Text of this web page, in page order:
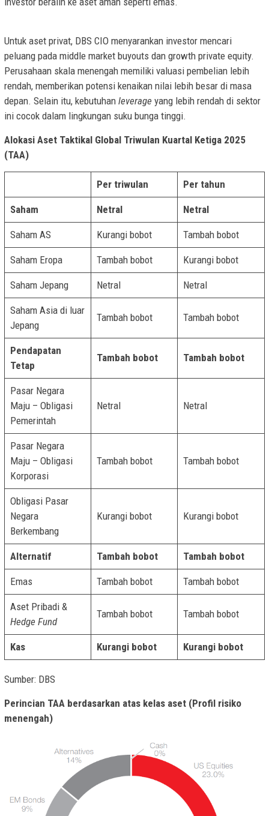
Untuk aset privat, DBS CIO menyarankan investor mencari
peluang pada middle market buyouts dan growth private equity.
Perusahaan skala menengah memiliki valuasi pembelian lebih
rendah, memberikan potensi kenaikan nilai lebih besar di masa
depan. Selain itu, kebutuhan leverage yang lebih rendah di sektor
ini cocok dalam lingkungan suku bunga tinggi.
Alokasi Aset Taktikal Global Triwulan Kuartal Ketiga 2025
(TAA)
Per triwulan Per tahun
Saham Netral Netral
Saham AS Kurangi bobot Tambah bobot
Saham Eropa Tambah bobot Kurangi bobot
Saham Jepang Netral Netral
Saham Asia di luar
Jepang
Tambah bobot Tambah bobot
Pendapatan
Tetap
Tambah bobot Tambah bobot
Pasar Negara
Maju – Obligasi
Pemerintah
Netral Netral
Pasar Negara
Maju – Obligasi
Korporasi
Tambah bobot Tambah bobot
Obligasi Pasar
Negara
Berkembang
Kurangi bobot Kurangi bobot
Alternatif Tambah bobot Tambah bobot
Emas Tambah bobot Tambah bobot
Aset Pribadi &
Hedge Fund
Tambah bobot Tambah bobot
Kas Kurangi bobot Kurangi bobot
Sumber: DBS
Perincian TAA berdasarkan atas kelas aset (Profil risiko
menengah)